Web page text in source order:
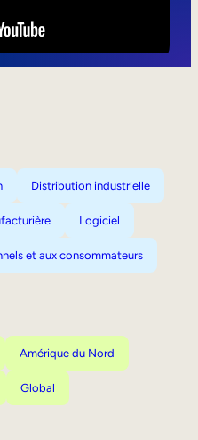
Distribution industrielle
Logiciel
et aux consommateurs
Amérique du Nord
Global